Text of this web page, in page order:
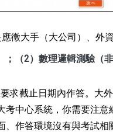
徵大手（大公司）、外
（2）數理邏輯測驗（非
求截止日期內作答。大
中心系統，你需要注
作答環境沒有與考試